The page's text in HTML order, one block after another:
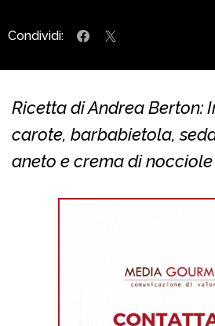
Condividi:
Ricetta di Andrea Berton:
carote, barbabietola,
aneto e crema di nocciole